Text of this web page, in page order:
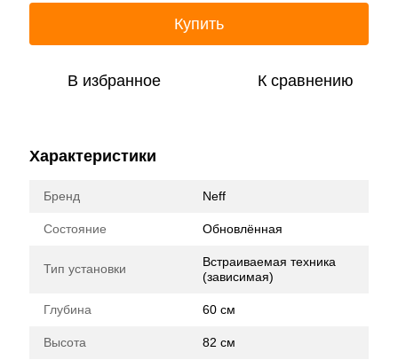
Купить
В избранное К сравнению
Характеристики
Бренд Neff
Состояние Обновлённая
Тип установки
Встраиваемая техника
(зависимая)
Глубина 60 см
Высота 82 см